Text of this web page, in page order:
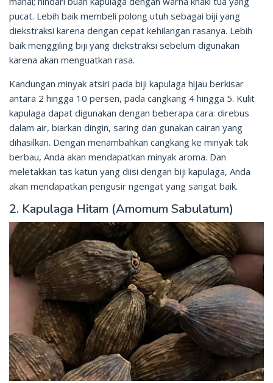
pucat. Lebih baik membeli polong utuh sebagai biji yang
diekstraksi karena dengan cepat kehilangan rasanya. Lebih
baik menggiling biji yang diekstraksi sebelum digunakan
karena akan menguatkan rasa.
Kandungan minyak atsiri pada biji kapulaga hijau berkisar
antara 2 hingga 10 persen, pada cangkang 4 hingga 5. Kulit
kapulaga dapat digunakan dengan beberapa cara: direbus
dalam air, biarkan dingin, saring dan gunakan cairan yang
dihasilkan. Dengan menambahkan cangkang ke minyak tak
berbau, Anda akan mendapatkan minyak aroma. Dan
meletakkan tas katun yang diisi dengan biji kapulaga, Anda
akan mendapatkan pengusir ngengat yang sangat baik.
2. Kapulaga Hitam (Amomum Sabulatum)